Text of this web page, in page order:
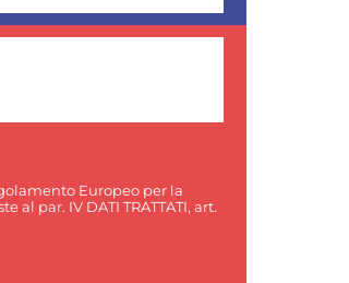
Europeo per la
par. IV DATI TRATTATI, art.